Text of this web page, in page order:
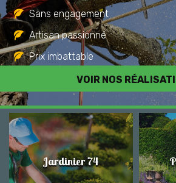
VOIR NOS
Sans engagement
Artisan passionné
Prix imbattable
Travail de qualité
Jardinier 74